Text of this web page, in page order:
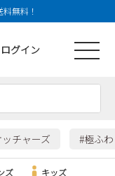
無料！
ログイン
チャーズ #極ふ
ズ
キッズ